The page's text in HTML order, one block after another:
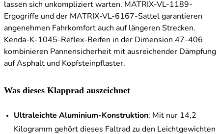
lassen sich unkompliziert warten. MATRIX-VL-1189-
Ergogriffe und der MATRIX-VL-6167-Sattel garantieren
angenehmen Fahrkomfort auch auf längeren Strecken.
Kenda-K-1045-Reflex-Reifen in der Dimension 47-406
kombinieren Pannensicherheit mit ausreichender Dämpfung
auf Asphalt und Kopfsteinpflaster.
Was dieses Klapprad auszeichnet
Ultraleichte Aluminium-Konstruktion: Mit nur 14,2
Kilogramm gehört dieses Faltrad zu den Leichtgewichten